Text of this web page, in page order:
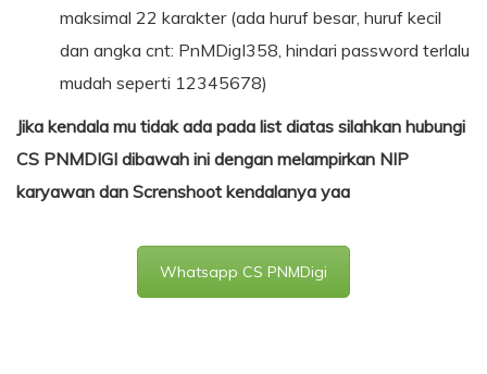
maksimal 22 karakter (ada huruf besar, huruf kecil
dan angka cnt: PnMDigI358, hindari password terlalu
mudah seperti 12345678)
Jika kendala mu tidak ada pada list diatas silahkan hubungi
CS PNMDIGI dibawah ini dengan melampirkan NIP
karyawan dan Screnshoot kendalanya yaa
Whatsapp CS PNMDigi